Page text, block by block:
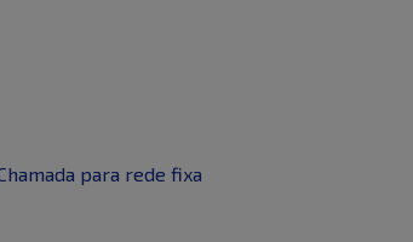
para rede fixa